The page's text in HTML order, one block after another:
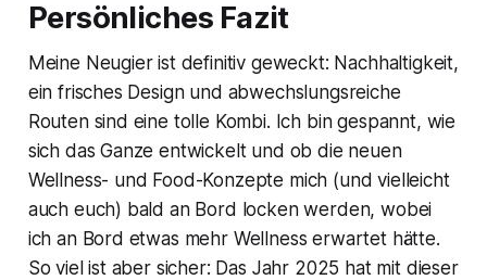
Persönliches Fazit
Meine Neugier ist definitiv geweckt: Nachhaltigkeit,
ein frisches Design und abwechslungsreiche
Routen sind eine tolle Kombi. Ich bin gespannt, wie
sich das Ganze entwickelt und ob die neuen
Wellness- und Food-Konzepte mich (und vielleicht
auch euch) bald an Bord locken werden, wobei
ich an Bord etwas mehr Wellness erwartet hätte.
So viel ist aber sicher: Das Jahr 2025 hat mit dieser